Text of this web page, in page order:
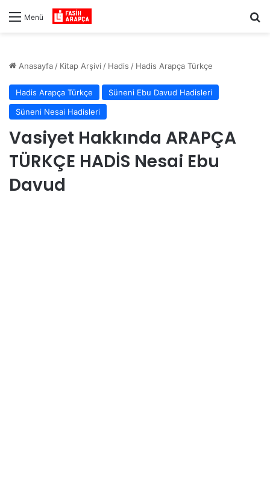
Menü
Anasayfa / Kitap Arşivi / Hadis / Hadis Arapça Türkçe
Hadis Arapça Türkçe
Süneni Ebu Davud Hadisleri
Süneni Nesai Hadisleri
Vasiyet Hakkında ARAPÇA
TÜRKÇE HADİS Nesai Ebu
Davud